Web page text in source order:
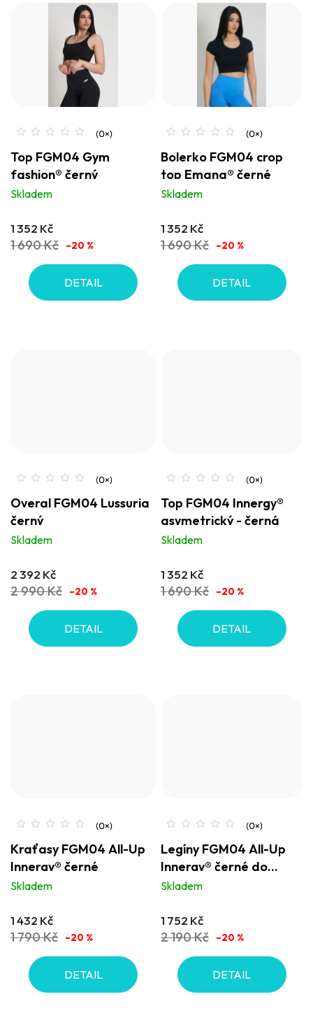
Top FGM04 Gym
fashion® černý
Skladem
1 352 Kč
1 690 Kč –20 %
DETAIL
Bolerko FGM04 crop
top Emana® černé
Skladem
1 352 Kč
1 690 Kč –20 %
DETAIL
Overal FGM04 Lussuria
černý
Skladem
2 392 Kč
2 990 Kč –20 %
DETAIL
Top FGM04 Innergy®
asymetrický - černá
Skladem
1 352 Kč
1 690 Kč –20 %
DETAIL
Kraťasy FGM04 All-Up
Innergy® černé
Skladem
1 432 Kč
1 790 Kč –20 %
DETAIL
Legíny FGM04 All-Up
Innergy® černé do
zvonu
Skladem
1 752 Kč
2 190 Kč –20 %
DETAIL